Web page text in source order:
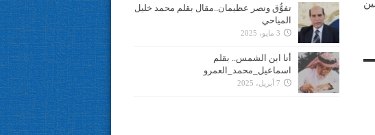
تفوُّق ونصر عظيمان..مقال بقلم محمد خليل
المياحي
3 مايو، 2025
أنا ابن الشمس.. بقلم
اسماعيل_محمد_العمرو
7 أبريل، 2025